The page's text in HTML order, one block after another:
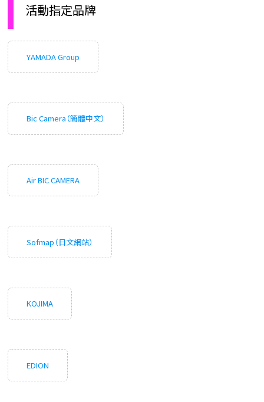
活動指定品牌
YAMADA Group
Bic Camera（簡體中文）
Air BIC CAMERA
Sofmap（日文網站）
KOJIMA
EDION